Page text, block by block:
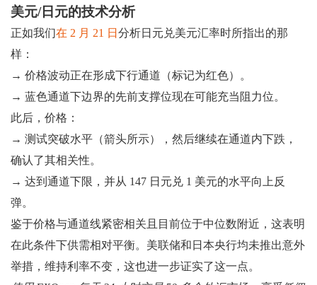
美元/日元的技术分析
正如我们在 2 月 21 日 分析日元兑美元汇率时所指出的那
样：
→ 价格波动正在形成下行通道（标记为红色）。
→ 蓝色通道下边界的先前支撑位现在可能充当阻力位。
此后，价格：
→ 测试突破水平（箭头所示），然后继续在通道内下跌，
确认了其相关性。
→ 达到通道下限，并从 147 日元兑 1 美元的水平向上反
弹。
鉴于价格与通道线紧密相关且目前位于中位数附近，这表明
在此条件下供需相对平衡。美联储和日本央行均未推出意外
举措，维持利率不变，这也进一步证实了这一点。